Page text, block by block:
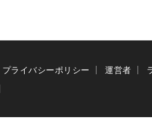
プライバシーポリシー 運営者